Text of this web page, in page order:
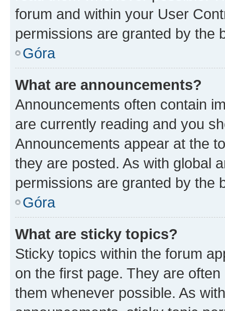
forum and within your User
permissions are granted by the
Góra
What are announcements?
Announcements often contain
are currently reading and you
Announcements appear at the
they are posted. As with global
permissions are granted by the
Góra
What are sticky topics?
Sticky topics within the forum
on the first page. They are
them whenever possible. As